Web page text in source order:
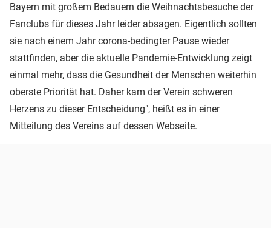
Bayern mit großem Bedauern die Weihnachtsbesuche der
Fanclubs für dieses Jahr leider absagen. Eigentlich sollten
sie nach einem Jahr corona-bedingter Pause wieder
stattfinden, aber die aktuelle Pandemie-Entwicklung zeigt
einmal mehr, dass die Gesundheit der Menschen weiterhin
oberste Priorität hat. Daher kam der Verein schweren
Herzens zu dieser Entscheidung", heißt es in einer
Mitteilung des Vereins auf dessen Webseite.